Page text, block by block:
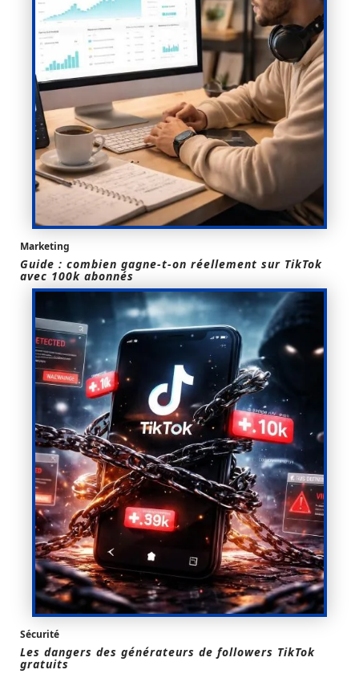
Marketing
Guide : combien gagne-t-on réellement sur TikTok
avec 100k abonnés
Sécurité
Les dangers des générateurs de followers TikTok
gratuits